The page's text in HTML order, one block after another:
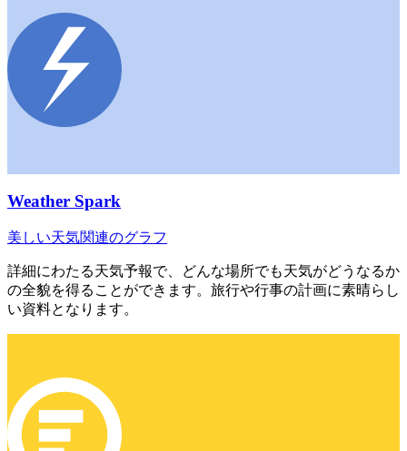
Weather Spark
美しい天気関連のグラフ
詳細にわたる天気予報で、どんな場所でも天気がどうなるか
の全貌を得ることができます。旅行や行事の計画に素晴らし
い資料となります。